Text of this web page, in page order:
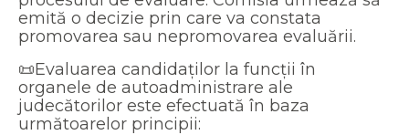
emită o decizie prin care va constata
promovarea sau nepromovarea evaluării.
📜Evaluarea candidaților la funcții în
organele de autoadministrare ale
judecătorilor este efectuată în baza
următoarelor principii: